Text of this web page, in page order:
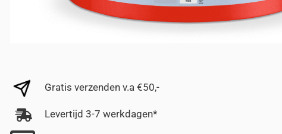
Gratis verzenden v.a €50,-
Levertijd 3-7 werkdagen*